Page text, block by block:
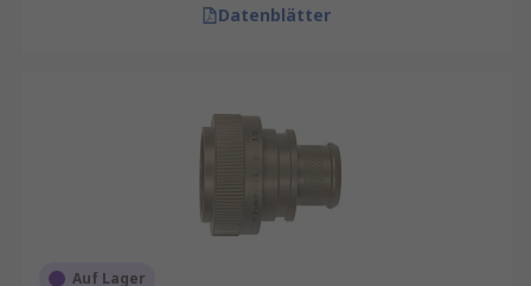
Datenblätter
Auf Lager